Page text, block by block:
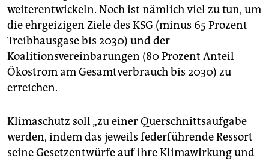
weiterentwickeln. Noch ist nämlich viel zu tun, um
die ehrgeizigen Ziele des KSG (minus 65 Prozent
Treibhausgase bis 2030) und der
Koalitionsvereinbarungen (80 Prozent Anteil
Ökostrom am Gesamtverbrauch bis 2030) zu
erreichen.
Klimaschutz soll „zu einer Querschnittsaufgabe
werden, indem das jeweils federführende Ressort
seine Gesetzentwürfe auf ihre Klimawirkung und